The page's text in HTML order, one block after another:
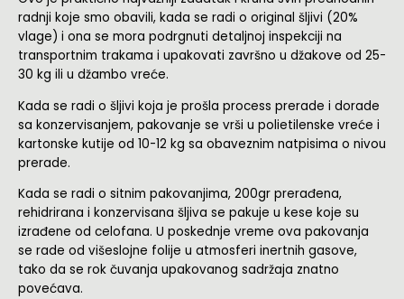
radnji koje smo obavili, kada se radi o original šljivi (20%
vlage) i ona se mora podrgnuti detaljnoj inspekciji na
transportnim trakama i upakovati završno u džakove od 25-
30 kg ili u džambo vreće.
Kada se radi o šljivi koja je prošla process prerade i dorade
sa konzervisanjem, pakovanje se vrši u polietilenske vreće i
kartonske kutije od 10-12 kg sa obaveznim natpisima o nivou
prerade.
Kada se radi o sitnim pakovanjima, 200gr prerađena,
rehidrirana i konzervisana šljiva se pakuje u kese koje su
izrađene od celofana. U poskednje vreme ova pakovanja
se rade od višeslojne folije u atmosferi inertnih gasove,
tako da se rok čuvanja upakovanog sadržaja znatno
povećava.